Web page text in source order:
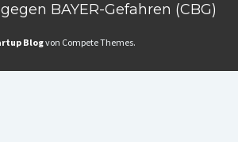
BAYER-Gefahren (CBG)
Blogvon Compete Themes.